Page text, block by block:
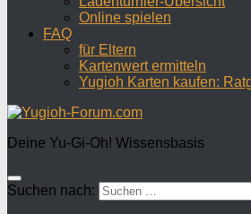
Online spielen
FAQ
für Eltern
Kartenwert ermitteln
Yugioh Karten kaufen:
Deine Yu-Gi-Oh! Wissensbasis
Suchen nach: